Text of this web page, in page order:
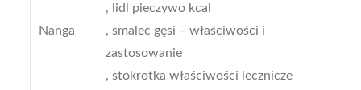
Nanga
, lidl pieczywo kcal
, smalec gęsi – właściwości i
zastosowanie
, stokrotka właściwości lecznicze